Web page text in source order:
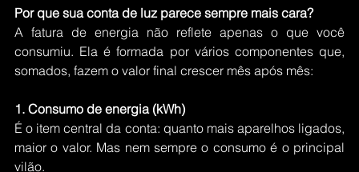
Por que sua conta de luz parece sempre mais cara?
A fatura de energia não reflete apenas o que você
consumiu. Ela é formada por vários componentes que,
somados, fazem o valor final crescer mês após mês:
1. Consumo de energia (kWh)
É o item central da conta: quanto mais aparelhos ligados,
maior o valor. Mas nem sempre o consumo é o principal
vilão.